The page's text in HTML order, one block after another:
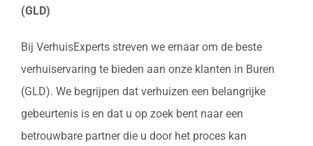
(GLD)
Bij VerhuisExperts streven we ernaar om de beste
verhuiservaring te bieden aan onze klanten in Buren
(GLD). We begrijpen dat verhuizen een belangrijke
gebeurtenis is en dat u op zoek bent naar een
betrouwbare partner die u door het proces kan